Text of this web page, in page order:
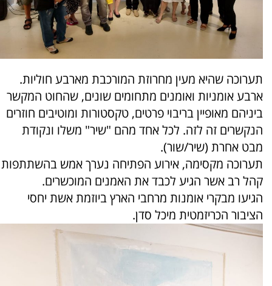
תערוכה שהיא מעין מחרוזת המורכבת מארבע חוליות.
ארבע אומניות ואומנים מתחומים שונים, שהחוט המקשר
ביניהם מאופיין בריבוי פרטים, טקסטורות ומוטיבים חוזרים
הנקשרים זה לזה. לכל אחד מהם "שיר" משלו ונקודת
מבט אחרת (שיר/שור).
תערוכה מקסימה, אירוע הפתיחה נערך אמש בהשתתפות
קהל רב אשר הגיע לכבד את האמנים המוכשרים.
הגיעו מבקרי אומנות מרחבי הארץ ביוזמת אשת יחסי
הציבור הכריזמטית מיכל סדן.